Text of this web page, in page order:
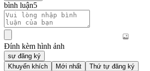
bình luận5
Đính kèm hình ảnh
sự đăng ký
Khuyến khích
Mới nhất Thứ tự đăng ký